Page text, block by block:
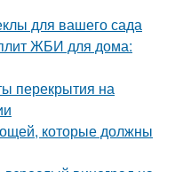
для вашего сада
ЖБИ для дома:
перекрытия на
которые должны